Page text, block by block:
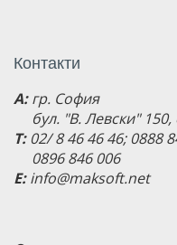
Контакти
A:гр. София
бул. "В. Левски" 150,
T:02/ 8 46 46 46; 0888
0896 846 006
E:info@maksoft.net